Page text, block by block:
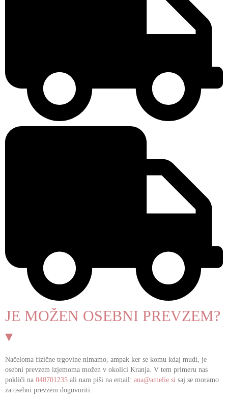
JE MOŽEN OSEBNI PREVZEM?
▾
Načeloma fizične trgovine nimamo, ampak ker se komu kdaj mudi, je
osebni prevzem izjemoma možen v okolici Kranja. V tem primeru nas
pokliči na 040701235 ali nam piši na email: ana@amelie.si saj se moramo
za osebni prevzem dogovoriti.